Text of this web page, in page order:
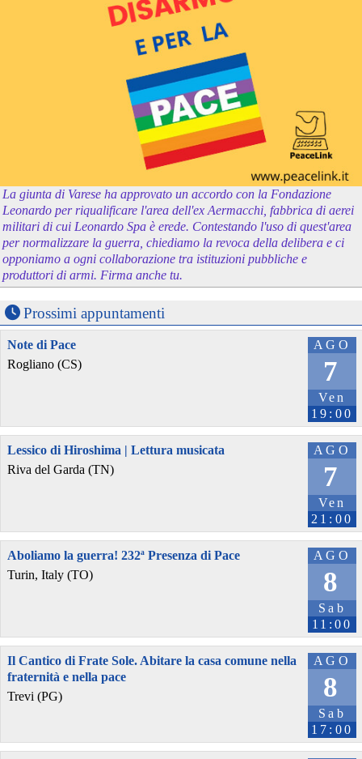
La giunta di Varese ha approvato un accordo con la Fondazione
Leonardo per riqualificare l'area dell'ex Aermacchi, fabbrica di aerei
militari di cui Leonardo Spa è erede. Contestando l'uso di quest'area
per normalizzare la guerra, chiediamo la revoca della delibera e ci
opponiamo a ogni collaborazione tra istituzioni pubbliche e
produttori di armi. Firma anche tu.
Prossimi appuntamenti
AGO
7
Ven
19:00
Note di Pace
Rogliano (CS)
AGO
7
Ven
21:00
Lessico di Hiroshima | Lettura musicata
Riva del Garda (TN)
AGO
8
Sab
11:00
Aboliamo la guerra! 232ª Presenza di Pace
Turin, Italy (TO)
AGO
8
Sab
17:00
Il Cantico di Frate Sole. Abitare la casa comune nella
fraternità e nella pace
Trevi (PG)